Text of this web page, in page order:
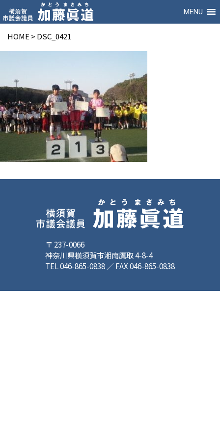
MENU
HOME > DSC_0421
〒 237-0066
神奈川県横須賀市湘南鷹取 4-8-4
TEL 046-865-0838 ／ FAX 046-865-0838